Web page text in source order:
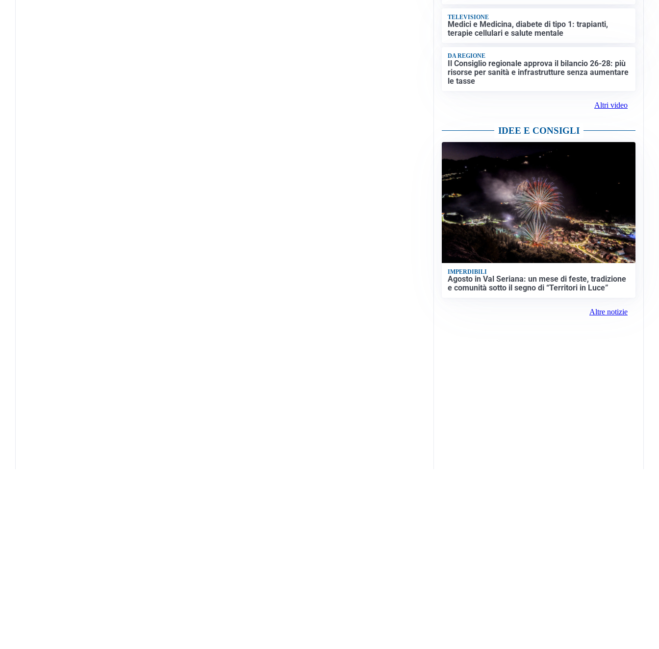
TELEVISIONE
Medici e Medicina, diabete di tipo 1: trapianti,
terapie cellulari e salute mentale
DA REGIONE
Il Consiglio regionale approva il bilancio 26-28: più
risorse per sanità e infrastrutture senza aumentare
le tasse
Altri video
IDEE E CONSIGLI
IMPERDIBILI
Agosto in Val Seriana: un mese di feste, tradizione
e comunità sotto il segno di “Territori in Luce”
Altre notizie